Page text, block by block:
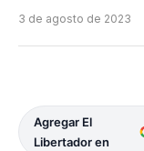
3 de agosto de 2023
Agregar El
Libertador en